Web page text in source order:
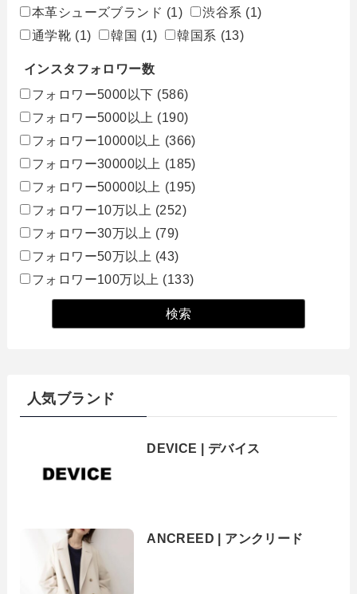
本革シューズブランド (1) 渋谷系 (1)
通学靴 (1) 韓国 (1) 韓国系 (13)
インスタフォロワー数
フォロワー5000以下 (586)
フォロワー5000以上 (190)
フォロワー10000以上 (366)
フォロワー30000以上 (185)
フォロワー50000以上 (195)
フォロワー10万以上 (252)
フォロワー30万以上 (79)
フォロワー50万以上 (43)
フォロワー100万以上 (133)
人気ブランド
DEVICE | デバイス
ANCREED | アンクリード